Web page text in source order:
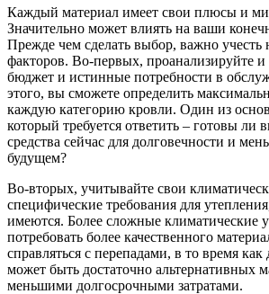
Каждый материал имеет свои плюсы и
Значительно может влиять на ваши
Прежде чем сделать выбор, важно учесть
факторов. Во-первых, проанализируйте и
бюджет и истинные потребности в
этого, вы сможете определить
каждую категорию кровли. Один из
который требуется ответить – готовы ли
средства сейчас для долговечности и
будущем?
Во-вторых, учитывайте свои
специфические требования для
имеются. Более сложные климатические
потребовать более качественного
справляться с перепадами, в то время как
может быть достаточно альтернативных
меньшими долгосрочными затратами.